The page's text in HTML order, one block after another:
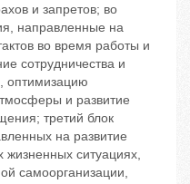
и запретов; во
направленные на
во время работы и
сотрудничества и
оптимизацию
и развитие
третий блок
на развитие
ситуациях,
самоорганизации,